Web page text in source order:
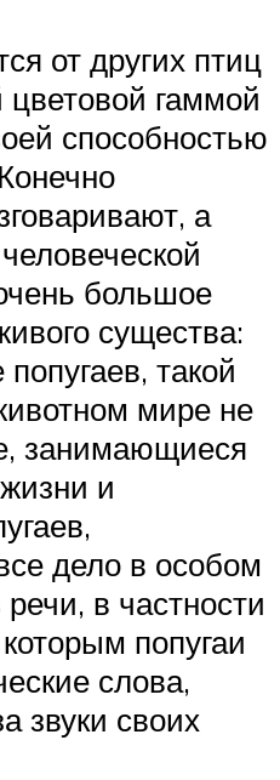
от других птиц
цветовой гаммой
способностью
а
большое
существа:
такой
мире не
занимающиеся
и
дело в особом
в частности
попугаи
слова,
звуки своих